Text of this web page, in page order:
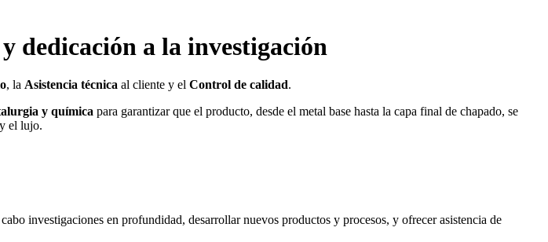
dedicación a la investigación
, la Asistencia técnica al cliente y el Control de calidad.
y química para garantizar que el producto, desde el metal base hasta la capa final de chapado, se
el lujo.
investigaciones en profundidad, desarrollar nuevos productos y procesos, y ofrecer asistencia de